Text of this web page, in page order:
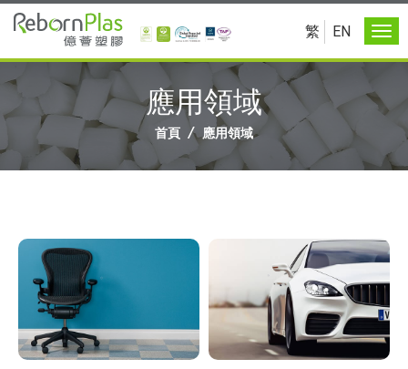
繁 EN
應用領域
首頁 / 應用領域